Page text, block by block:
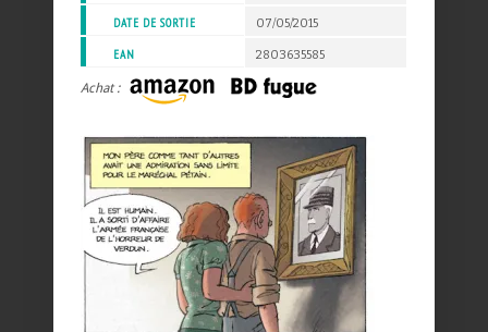
DATE DE SORTIE 07/05/2015
EAN 2803635585
Achat :